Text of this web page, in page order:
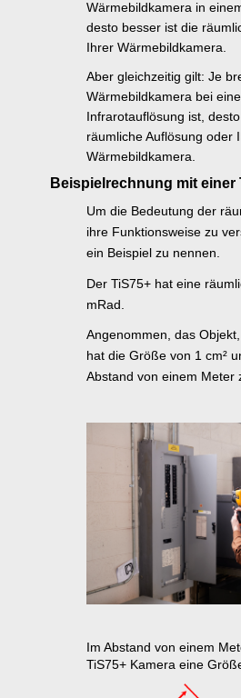
Wärmebildkamera in
desto besser ist die
Ihrer Wärmebildkamera.
Aber gleichzeitig gilt: Je
Wärmebildkamera bei
Infrarotauflösung ist,
räumliche Auflösung oder
Wärmebildkamera.
Beispielrechnung mit einer
Um die Bedeutung der
ihre Funktionsweise zu
ein Beispiel zu nennen.
Der TiS75+ hat eine
mRad.
Angenommen, das
hat die Größe von 1 cm²
Abstand von einem Meter
Im Abstand von einem
TiS75+ Kamera eine